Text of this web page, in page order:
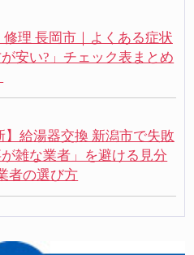
理 長岡市｜よくある症状
安い?」チェック表まとめ
】給湯器交換 新潟市で失敗
雑な業者」を避ける見分
者の選び方